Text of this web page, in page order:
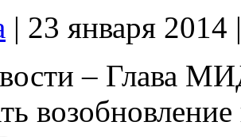
| 23 января 2014
– Глава